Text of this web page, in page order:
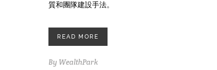
質和團隊建設手法。
READ MORE
By WealthPark